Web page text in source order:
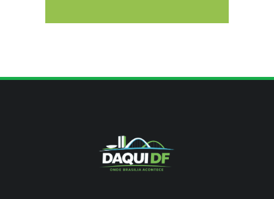
para mulheres